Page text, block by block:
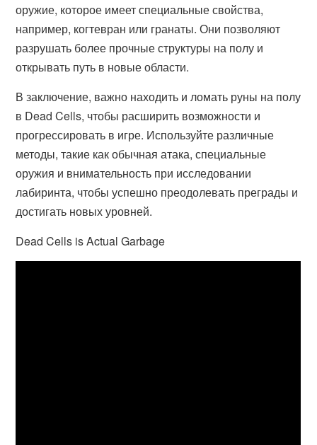
оружие, которое имеет специальные свойства,
например, когтевран или гранаты. Они позволяют
разрушать более прочные структуры на полу и
открывать путь в новые области.
В заключение, важно находить и ломать руны на полу
в Dead Cells, чтобы расширить возможности и
прогрессировать в игре. Используйте различные
методы, такие как обычная атака, специальные
оружия и внимательность при исследовании
лабиринта, чтобы успешно преодолевать преграды и
достигать новых уровней.
Dead Cells is Actual Garbage